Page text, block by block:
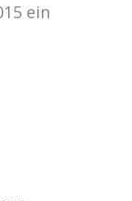
ein